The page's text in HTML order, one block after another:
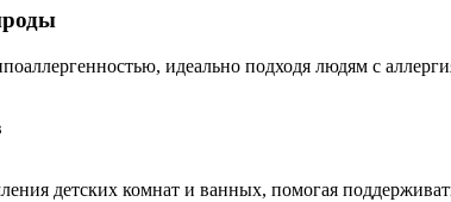
идеально подходя людям с
детских комнат и ванных, помогая